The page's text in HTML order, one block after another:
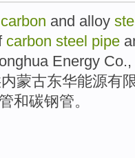
carbon and alloy
carbon steel pipe
Energy Co
内蒙古东华能源有
和碳钢管。